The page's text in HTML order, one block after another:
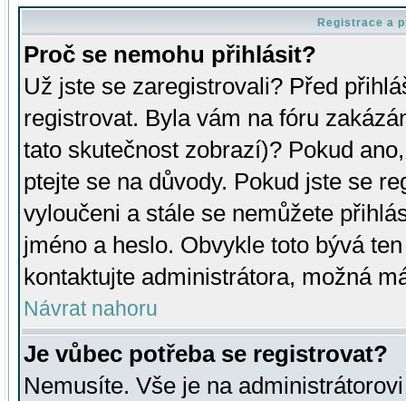
Registrace a
Proč se nemohu přihlásit?
Už jste se zaregistrovali? Před
registrovat. Byla vám na fóru
tato skutečnost zobrazí)? Pokud
ptejte se na důvody. Pokud jste se
vyloučeni a stále se nemůžete
jméno a heslo. Obvykle toto bývá
kontaktujte administrátora, možná
Návrat nahoru
Je vůbec potřeba se registrovat?
Nemusíte. Vše je na